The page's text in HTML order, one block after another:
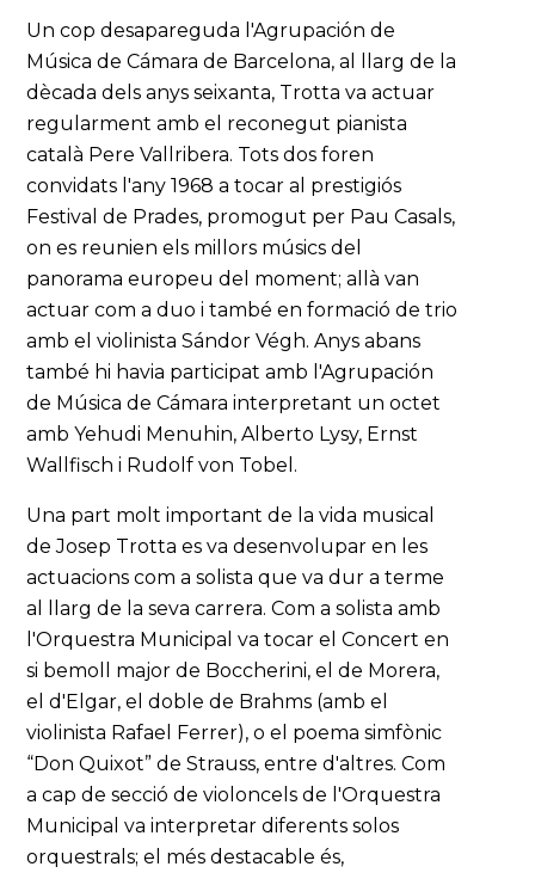
Un cop desapareguda l'Agrupación de
Música de Cámara de Barcelona, al llarg de la
dècada dels anys seixanta, Trotta va actuar
regularment amb el reconegut pianista
català Pere Vallribera. Tots dos foren
convidats l'any 1968 a tocar al prestigiós
Festival de Prades, promogut per Pau Casals,
on es reunien els millors músics del
panorama europeu del moment; allà van
actuar com a duo i també en formació de trio
amb el violinista Sándor Végh. Anys abans
també hi havia participat amb l'Agrupación
de Música de Cámara interpretant un octet
amb Yehudi Menuhin, Alberto Lysy, Ernst
Wallfisch i Rudolf von Tobel.
Una part molt important de la vida musical
de Josep Trotta es va desenvolupar en les
actuacions com a solista que va dur a terme
al llarg de la seva carrera. Com a solista amb
l'Orquestra Municipal va tocar el Concert en
si bemoll major de Boccherini, el de Morera,
el d'Elgar, el doble de Brahms (amb el
violinista Rafael Ferrer), o el poema simfònic
“Don Quixot” de Strauss, entre d'altres. Com
a cap de secció de violoncels de l'Orquestra
Municipal va interpretar diferents solos
orquestrals; el més destacable és,